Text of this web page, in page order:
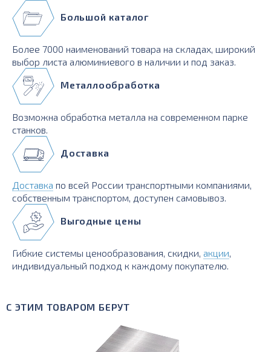
Большой каталог
Более 7000 наименований товара на складах, широкий
выбор листа алюминиевого в наличии и под заказ.
Металлообработка
Возможна обработка металла на современном парке
станков.
Доставка
Доставка по всей России транспортными компаниями,
собственным транспортом, доступен самовывоз.
Выгодные цены
Гибкие системы ценообразования, скидки, акции,
индивидуальный подход к каждому покупателю.
С ЭТИМ ТОВАРОМ БЕРУТ